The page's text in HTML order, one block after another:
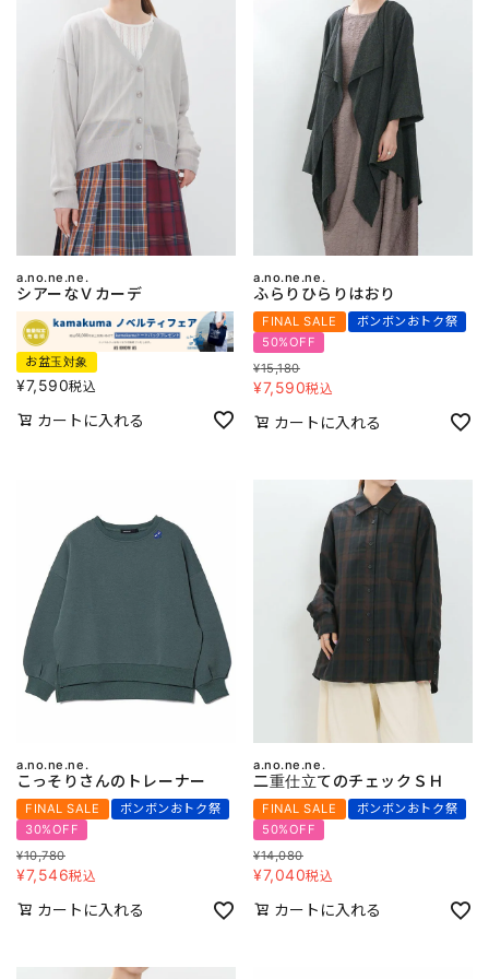
a.no.ne.ne.
シアーなＶカーデ
お盆玉対象
¥7,590税込
カートに入れる
a.no.ne.ne.
ふらりひらりはおり
FINAL SALE
ボンボンおトク祭
50%OFF
¥15,180
¥7,590税込
カートに入れる
a.no.ne.ne.
こっそりさんのトレーナー
FINAL SALE
ボンボンおトク祭
30%OFF
¥10,780
¥7,546税込
カートに入れる
a.no.ne.ne.
二重仕立てのチェックＳＨ
FINAL SALE
ボンボンおトク祭
50%OFF
¥14,080
¥7,040税込
カートに入れる